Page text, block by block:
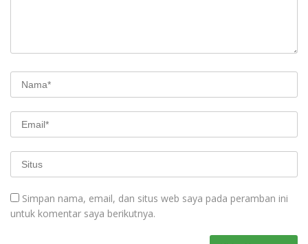
Simpan nama, email, dan situs web saya pada peramban ini
untuk komentar saya berikutnya.